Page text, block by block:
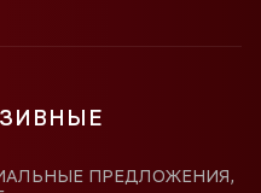
ПРЕДЛОЖЕНИЯ,